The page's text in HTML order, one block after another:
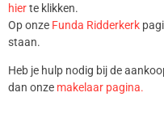
hierte klikken.
Op onze Funda Ridderkerk
staan.
Heb je hulp nodig bij de
dan onze makelaar pagina.